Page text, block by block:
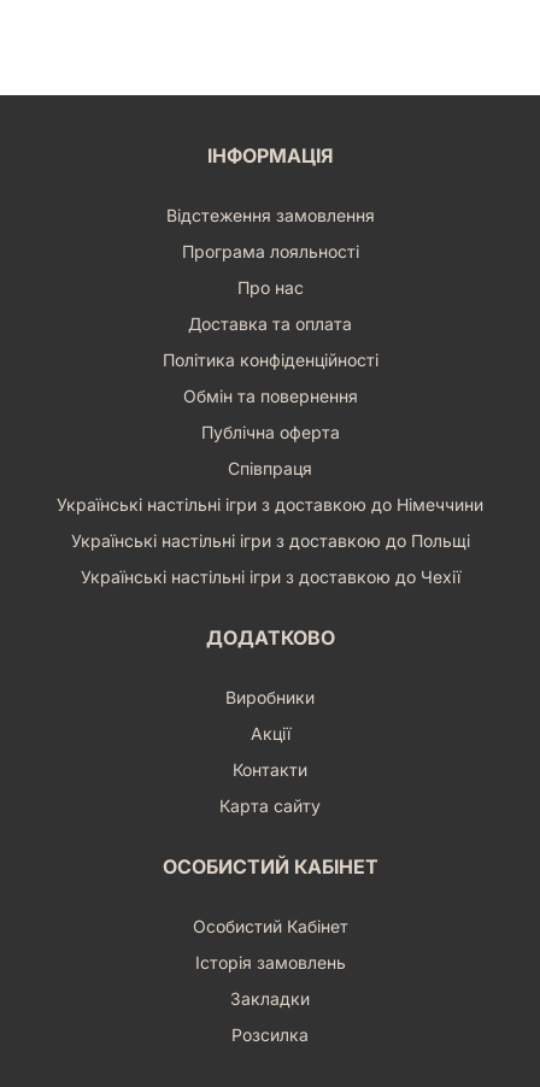
ІНФОРМАЦІЯ
Відстеження замовлення
Програма лояльності
Про нас
Доставка та оплата
Політика конфіденційності
Обмін та повернення
Публічна оферта
Співпраця
Українські настільні ігри з доставкою до Німеччини
Українські настільні ігри з доставкою до Польщі
Українські настільні ігри з доставкою до Чехії
ДОДАТКОВО
Виробники
Акції
Контакти
Карта сайту
ОСОБИСТИЙ КАБІНЕТ
Особистий Кабінет
Історія замовлень
Закладки
Розсилка